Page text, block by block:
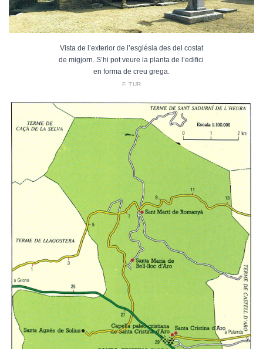
Vista de l’exterior de l’església des del costat
de migjorn. S’hi pot veure la planta de l’edifici
en forma de creu grega.
F. TUR